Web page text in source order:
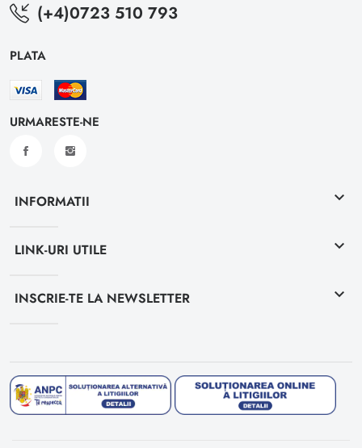
(+4)0723 510 793
PLATA
URMARESTE-NE
INFORMATII keyboard_arrow_down
LINK-URI UTILE keyboard_arrow_down
INSCRIE-TE LA NEWSLETTER keyboard_arrow_down